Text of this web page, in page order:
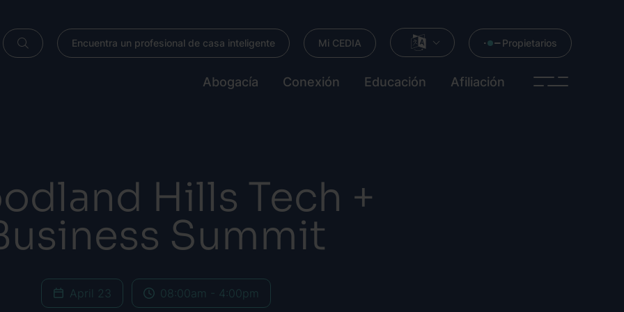
Encuentra un profesional de casa inteligente Mi CEDIA Propietarios
Abogacía Conexión Educación Afiliación
Hills Tech +
Summit
April 23 08:00am - 4:00pm